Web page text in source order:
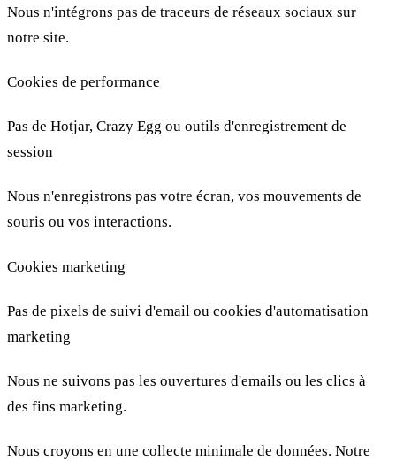
Nous n'intégrons pas de traceurs de réseaux sociaux sur
notre site.
Cookies de performance
Pas de Hotjar, Crazy Egg ou outils d'enregistrement de
session
Nous n'enregistrons pas votre écran, vos mouvements de
souris ou vos interactions.
Cookies marketing
Pas de pixels de suivi d'email ou cookies d'automatisation
marketing
Nous ne suivons pas les ouvertures d'emails ou les clics à
des fins marketing.
Nous croyons en une collecte minimale de données. Notre